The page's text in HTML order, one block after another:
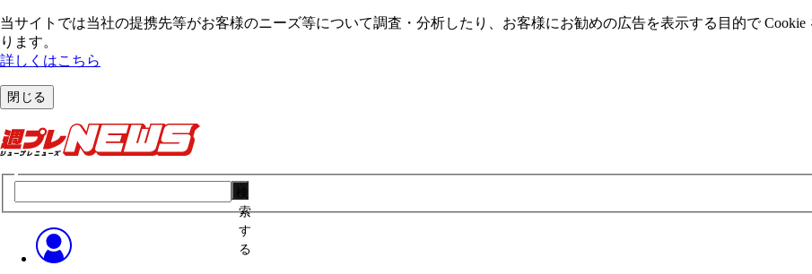
当サイトでは当社の提携先等がお客様のニーズ等について調査・分析したり、お客様にお勧めの広告を表⽰する⽬的で Cookie
ります。
詳しくはこちら
閉じる
索
す
る